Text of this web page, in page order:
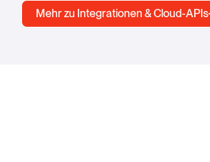
Mehr zu Integrationen & Cloud-APIs